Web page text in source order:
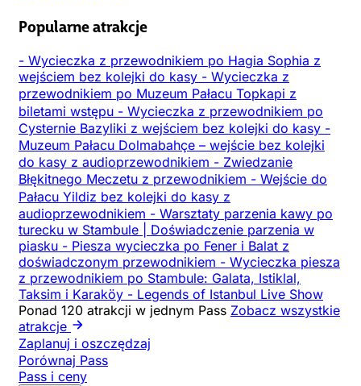
Popularne atrakcje
- Wycieczka z przewodnikiem po Hagia Sophia z
wejściem bez kolejki do kasy - Wycieczka z
przewodnikiem po Muzeum Pałacu Topkapi z
biletami wstępu - Wycieczka z przewodnikiem po
Cysternie Bazyliki z wejściem bez kolejki do kasy -
Muzeum Pałacu Dolmabahçe – wejście bez kolejki
do kasy z audioprzewodnikiem - Zwiedzanie
Błękitnego Meczetu z przewodnikiem - Wejście do
Pałacu Yildiz bez kolejki do kasy z
audioprzewodnikiem - Warsztaty parzenia kawy po
turecku w Stambule | Doświadczenie parzenia w
piasku - Piesza wycieczka po Fener i Balat z
doświadczonym przewodnikiem - Wycieczka piesza
z przewodnikiem po Stambule: Galata, Istiklal,
Taksim i Karaköy - Legends of Istanbul Live Show
Ponad 120 atrakcji w jednym Pass Zobacz wszystkie
atrakcje
Zaplanuj i oszczędzaj
Porównaj Pass
Pass i ceny